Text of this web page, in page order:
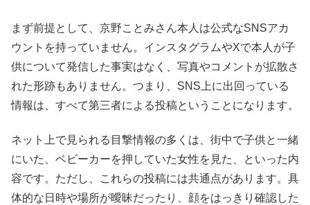
まず前提として、京野ことみさん本人は公式なSNSアカ
ウントを持っていません。インスタグラムやXで本人が子
供について発信した事実はなく、写真やコメントが拡散さ
れた形跡もありません。つまり、SNS上に出回っている
情報は、すべて第三者による投稿ということになります。
ネット上で見られる目撃情報の多くは、街中で子供と一緒
にいた、ベビーカーを押していた女性を見た、といった内
容です。ただし、これらの投稿には共通点があります。具
体的な日時や場所が曖昧だったり、顔をはっきり確認した